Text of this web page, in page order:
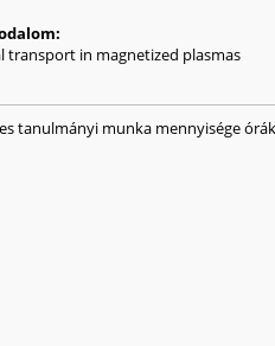
transport in magnetized plasmas
tanulmányi munka mennyisége